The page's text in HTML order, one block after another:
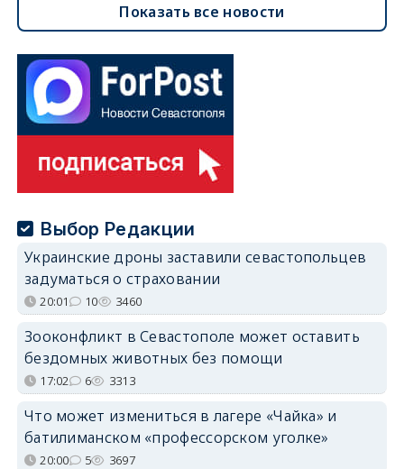
Показать все новости
Выбор Редакции
Украинские дроны заставили севастопольцев
задуматься о страховании
20:01 10 3460
Зооконфликт в Севастополе может оставить
бездомных животных без помощи
17:02 6 3313
Что может измениться в лагере «Чайка» и
батилиманском «профессорском уголке»
20:00 5 3697